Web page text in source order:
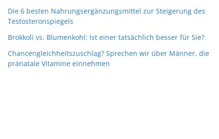
Die 6 besten Nahrungsergänzungsmittel zur Steigerung des
Testosteronspiegels
Brokkoli vs. Blumenkohl: Ist einer tatsächlich besser für Sie?
Chancengleichheitszuschlag? Sprechen wir über Männer, die
pränatale Vitamine einnehmen